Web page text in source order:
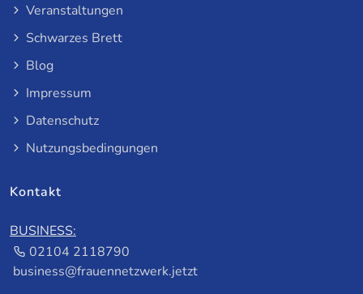
Veranstaltungen
Schwarzes Brett
Blog
Impressum
Datenschutz
Nutzungsbedingungen
Kontakt
BUSINESS:
02104 2118790
business@frauennetzwerk.jetzt